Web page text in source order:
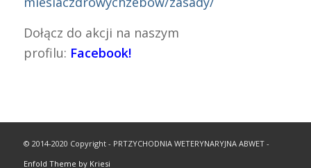
Dołącz do akcji na naszym
profilu: Facebook!
© 2014-2020 Copyright - PRTZYCHODNIA WETERYNARYJNA ABWET -
Enfold Theme by Kriesi